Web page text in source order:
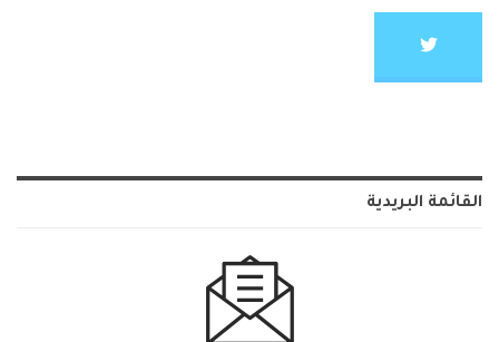
القائمة البريدية